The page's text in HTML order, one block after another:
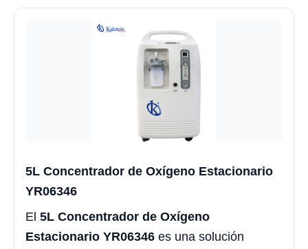
5L Concentrador de Oxígeno Estacionario
YR06346
El 5L Concentrador de Oxígeno
Estacionario YR06346 es una solución